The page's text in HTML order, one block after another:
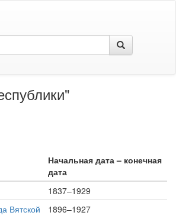
Начальная дата – конечная
дата
1837–1929
Вятской
1896–1927